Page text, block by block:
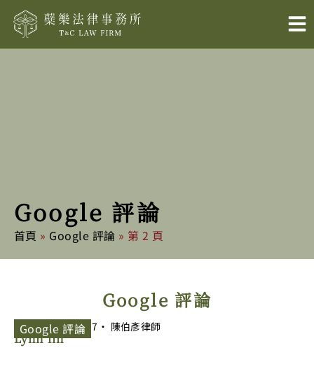
Google 評論
首頁 » Google 評論 » 第 2 頁
Google 評論
Google 評論
2025-06-1600:57 ‧ 陳伯彥律師
Lynn lin